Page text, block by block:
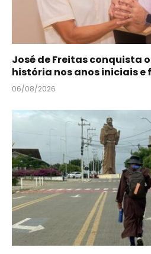
José de Freitas conquista o
história nos anos iniciais e
06/08/2026